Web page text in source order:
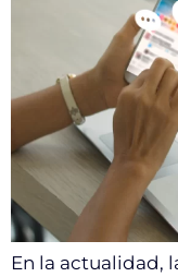
En la actualidad,